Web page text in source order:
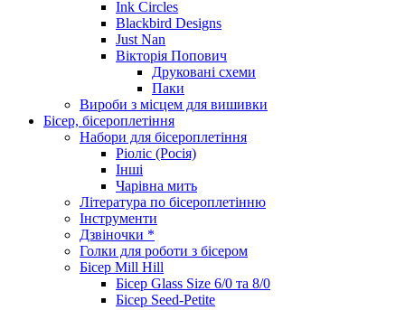
Ink Circles
Blackbird Designs
Just Nan
Вікторія Попович
Друковані схеми
Паки
Вироби з місцем для вишивки
Бісер, бісероплетіння
Набори для бісероплетіння
Ріоліс (Росія)
Інші
Чарівна мить
Література по бісероплетінню
Інструменти
Дзвіночки *
Голки для роботи з бісером
Бісер Mill Hill
Бісер Glass Size 6/0 та 8/0
Бісер Seed-Petite